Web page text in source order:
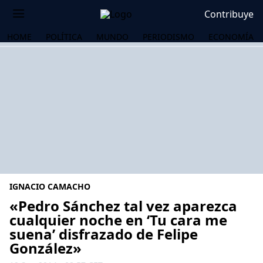
Contribuye
HOME POLÍTICA MUNDO PERIODISMO ECONOMÍA
IGNACIO CAMACHO
«Pedro Sánchez tal vez aparezca
cualquier noche en ‘Tu cara me
suena’ disfrazado de Felipe
González»